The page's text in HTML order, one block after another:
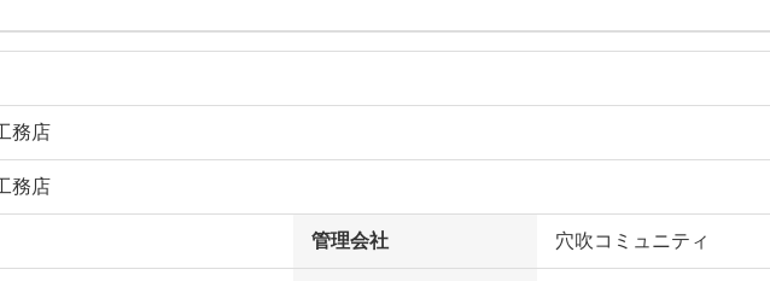
務店
務店
管理会社 穴吹コミュニティ